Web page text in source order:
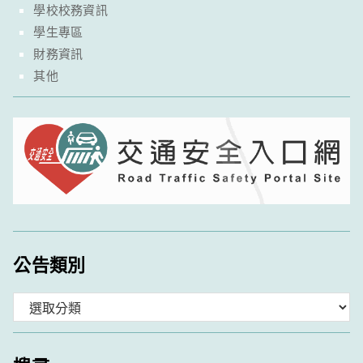
學校校務資訊
學生專區
財務資訊
其他
公告類別
類